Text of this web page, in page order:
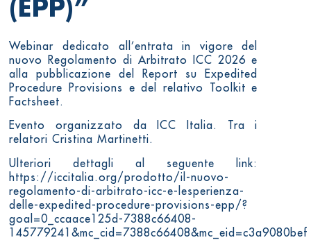
(EPP)”
Webinar dedicato all’entrata in vigore del
nuovo Regolamento di Arbitrato ICC 2026 e
alla pubblicazione del Report su Expedited
Procedure Provisions e del relativo Toolkit e
Factsheet.
Evento organizzato da ICC Italia. Tra i
relatori Cristina Martinetti.
Ulteriori dettagli al seguente link:
https://iccitalia.org/prodotto/il-nuovo-
regolamento-di-arbitrato-icc-e-lesperienza-
delle-expedited-procedure-provisions-epp/?
goal=0_ccaace125d-7388c66408-
145779241&mc_cid=7388c66408&mc_eid=c3a9080bef